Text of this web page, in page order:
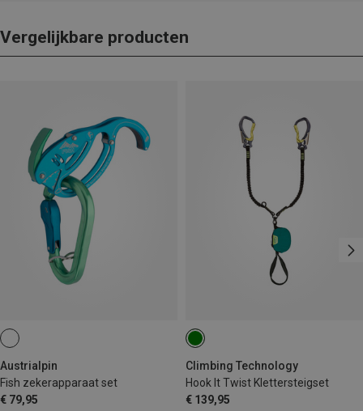
Vergelijkbare producten
Austrialpin
Fish zekerapparaat set
€ 79,95
Climbing Technology
Hook It Twist Klettersteigset
€ 139,95